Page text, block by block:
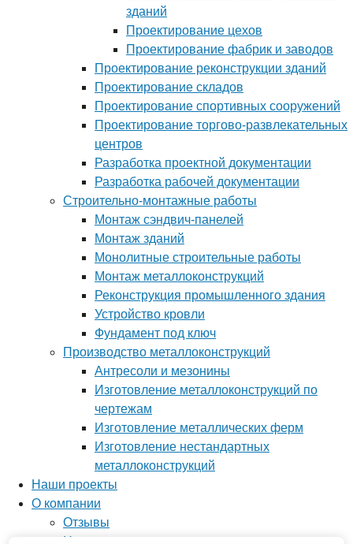
зданий
Проектирование цехов
Проектирование фабрик и заводов
Проектирование реконструкции зданий
Проектирование складов
Проектирование спортивных сооружений
Проектирование торгово-развлекательных
центров
Разработка проектной документации
Разработка рабочей документации
Строительно-монтажные работы
Монтаж сэндвич-панелей
Монтаж зданий
Монолитные строительные работы
Монтаж металлоконструкций
Реконструкция промышленного здания
Устройство кровли
Фундамент под ключ
Производство металлоконструкций
Антресоли и мезонины
Изготовление металлоконструкций по
чертежам
Изготовление металлических ферм
Изготовление нестандартных
металлоконструкций
Наши проекты
О компании
Отзывы
Новости